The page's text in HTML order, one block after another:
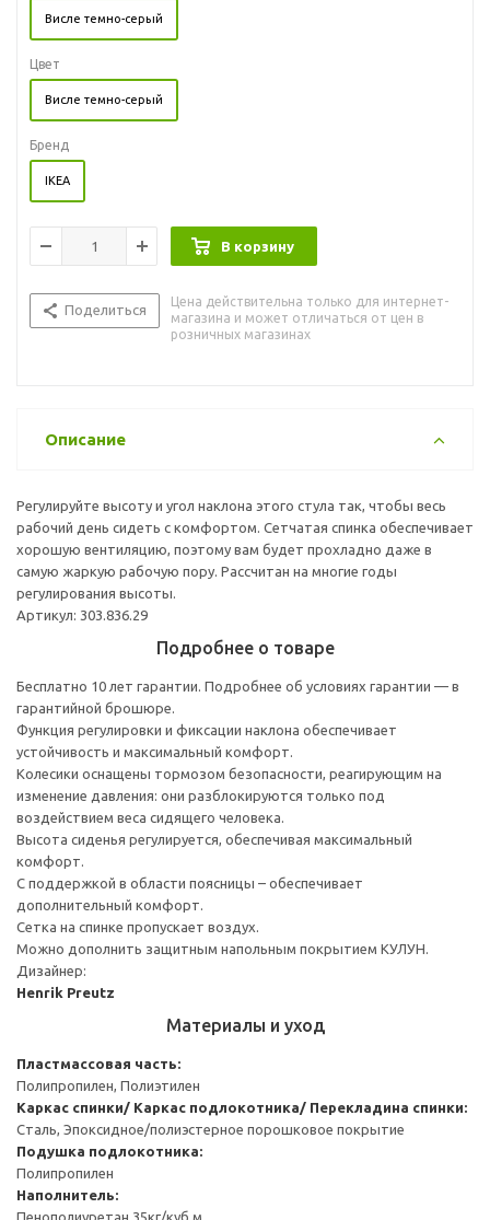
Висле темно-серый
Цвет
Висле темно-серый
Бренд
IKEA
В корзину
Поделиться
Цена действительна только для интернет-
магазина и может отличаться от цен в
розничных магазинах
Описание
Регулируйте высоту и угол наклона этого стула так, чтобы весь
рабочий день сидеть с комфортом. Сетчатая спинка обеспечивает
хорошую вентиляцию, поэтому вам будет прохладно даже в
самую жаркую рабочую пору. Рассчитан на многие годы
регулирования высоты.
Артикул: 303.836.29
Подробнее о товаре
Бесплатно 10 лет гарантии. Подробнее об условиях гарантии — в
гарантийной брошюре.
Функция регулировки и фиксации наклона обеспечивает
устойчивость и максимальный комфорт.
Колесики оснащены тормозом безопасности, реагирующим на
изменение давления: они разблокируются только под
воздействием веса сидящего человека.
Высота сиденья регулируется, обеспечивая максимальный
комфорт.
С поддержкой в области поясницы – обеспечивает
дополнительный комфорт.
Сетка на спинке пропускает воздух.
Можно дополнить защитным напольным покрытием КУЛУН.
Дизайнер:
Henrik Preutz
Материалы и уход
Пластмассовая часть:
Полипропилен, Полиэтилен
Каркас спинки/ Каркас подлокотника/ Перекладина спинки:
Сталь, Эпоксидное/полиэстерное порошковое покрытие
Подушка подлокотника:
Полипропилен
Наполнитель:
Пенополиуретан 35кг/куб.м